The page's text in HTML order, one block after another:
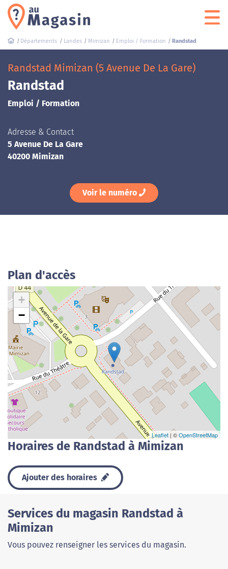
Départements Landes Mimizan Emploi / Formation Randstad
Randstad Mimizan (5 Avenue De La Gare)
Randstad
Emploi / Formation
Adresse & Contact
5 Avenue De La Gare
40200 Mimizan
Voir le numéro
Plan d'accès
+
−
Leaflet | ©OpenStreetMap
Horaires de Randstad à Mimizan
Ajouter des horaires
Services du magasin Randstad à
Mimizan
Vous pouvez renseigner les services du magasin.